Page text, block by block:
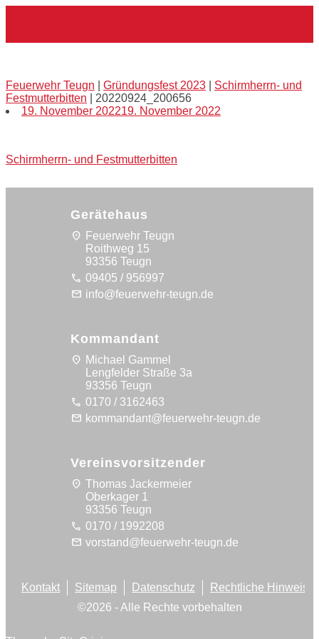
Feuerwehr Teugn Gründungsfest 2023
Schirmherrn- und
Festmutterbitten
20220924_200656
19. November 202219. November 2022
Post
Schirmherrn- und Festmutterbitten
Gerätehaus
location_on Feuerwehr Teugn
Roithweg 15
93356 Teugn
call 09405 / 956997
mail info@feuerwehr-teugn.de
Kommandant
location_on Michael Gammel
Lengfelder Straße 3a
93356 Teugn
call 0170 / 3162463
mail kommandant@feuerwehr-teugn.de
Vereinsvorsitzender
location_on Thomas Jackermeier
Oberkager 1
93356 Teugn
call 0170 / 1992208
mail vorstand@feuerwehr-teugn.de
©2026 - Alle Rechte vorbehalten
Kontakt Sitemap Datenschutz Rechtliche Hinweise